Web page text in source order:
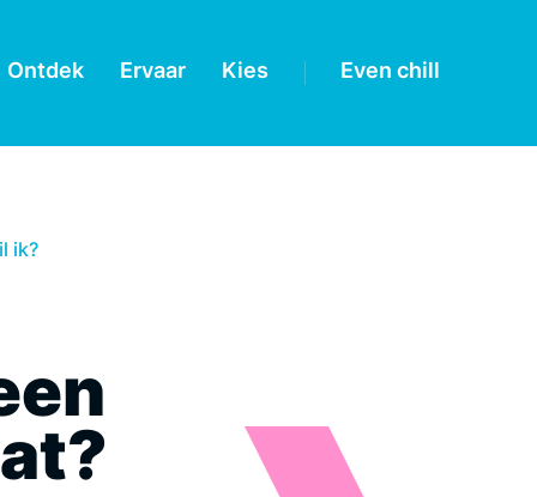
Ontdek Ervaar Kies Even chill
ik?